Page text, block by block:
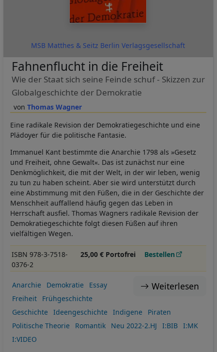
MSB Matthes & Seitz Berlin Verlagsgesellschaft
Thomas Wagner
Fahnenflucht in die Freiheit
Wie der Staat sich seine Feinde schuf - Skizzen zur
Globalgeschichte der Demokratie
Eine radikale Revision der Demokratiegeschichte und eine
Plädoyer für die politische Fantasie.
Immanuel Kant bestimmte die Anarchie 1798 als »Gesetz
und Freiheit, ohne Gewalt«. Das ist zunächst nur eine
Denkmöglichkeit, die mit der Welt, in der wir leben, wenig
zu tun zu haben scheint. Aber sie wird unterstützt durch
eine Abstimmung mit den Füßen, die in der Geschichte der
Menschheit auffallend häufig gegen das Leben in
Herrschaft ausfiel. Thomas Wagners radikale Revision der
Demokratiegeschichte folgt diesen Füßen auf ihren
vielfältigen Wegen.
ISBN 978-3-7518-
0376-2
25,00 € Portofrei Bestellen
Weiterlesen
Anarchie Demokratie
Essay
Freiheit
Frühgeschichte
Geschichte
Ideengeschichte Indigene
Piraten
Politische Theorie
Romantik Neu 2022-2.HJ I:BIB
I:MK
I:VIDEO